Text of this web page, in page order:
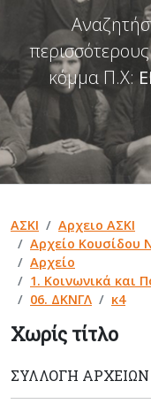
κόμμα Π.Χ:
ΑΣΚΙ
Αρχειο ΑΣΚΙ
Αρχείο Κουσίδου
Αρχείο
1. Κοινωνικά και
06. ΔΚΝΓΛ
κ4
Χωρίς τίτλο
ΣΥΛΛΟΓΉ ΑΡΧΕΊΩΝ